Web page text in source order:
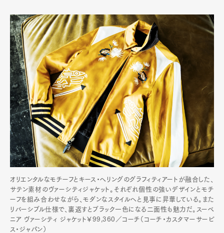
オリエンタルなモチーフとキース・ヘリングのグラフィティアートが融合した、
サテン素材のヴァーシティジャケット。それぞれ個性の強いデザインとモチ
ーフを組み合わせながら、モダンなスタイルへと見事に昇華している。また
リバーシブル仕様で、裏返すとブラック一色になる二面性も魅力だ。スーベ
ニア ヴァーシティ ジャケット￥99,360／コーチ（コーチ・カスタマーサービ
ス・ジャパン）